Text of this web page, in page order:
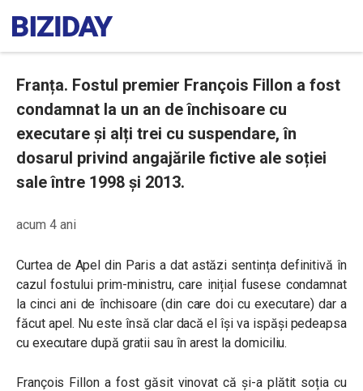
Franța. Fostul premier François Fillon a fost
condamnat la un an de închisoare cu
executare și alți trei cu suspendare, în
dosarul privind angajările fictive ale soției
sale între 1998 și 2013.
acum 4 ani
Curtea de Apel din Paris a dat astăzi sentința definitivă în
cazul fostului prim-ministru, care inițial fusese condamnat
la cinci ani de închisoare (din care doi cu executare) dar a
făcut apel. Nu este însă clar dacă el își va ispăși pedeapsa
cu executare după gratii sau în arest la domiciliu.
François Fillon a fost găsit vinovat că și-a plătit soția cu